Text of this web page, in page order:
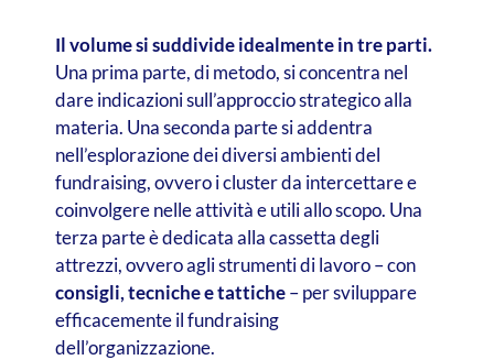
Il volume si suddivide idealmente in tre parti.
Una prima parte, di metodo, si concentra nel
dare indicazioni sull’approccio strategico alla
materia. Una seconda parte si addentra
nell’esplorazione dei diversi ambienti del
fundraising, ovvero i cluster da intercettare e
coinvolgere nelle attività e utili allo scopo. Una
terza parte è dedicata alla cassetta degli
attrezzi, ovvero agli strumenti di lavoro – con
consigli, tecniche e tattiche– per sviluppare
efficacemente il fundraising
dell’organizzazione.